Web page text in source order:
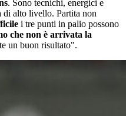
. Sono tecnichi, energici e
alto livello. Partita non
i tre punti in palio possono
che non è arrivata la
un buon risultato".